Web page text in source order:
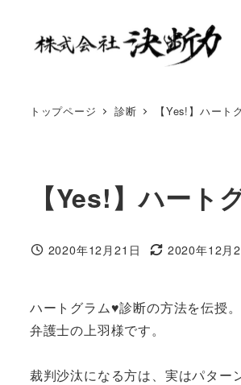
トップページ 診断 【Yes!】ハート
【Yes!】ハート
2020年12月21日 2020年12月
ハートグラム♥️診断の方法を伝授。
弁護士の上羽様です。
裁判沙汰になる方は、実はパター